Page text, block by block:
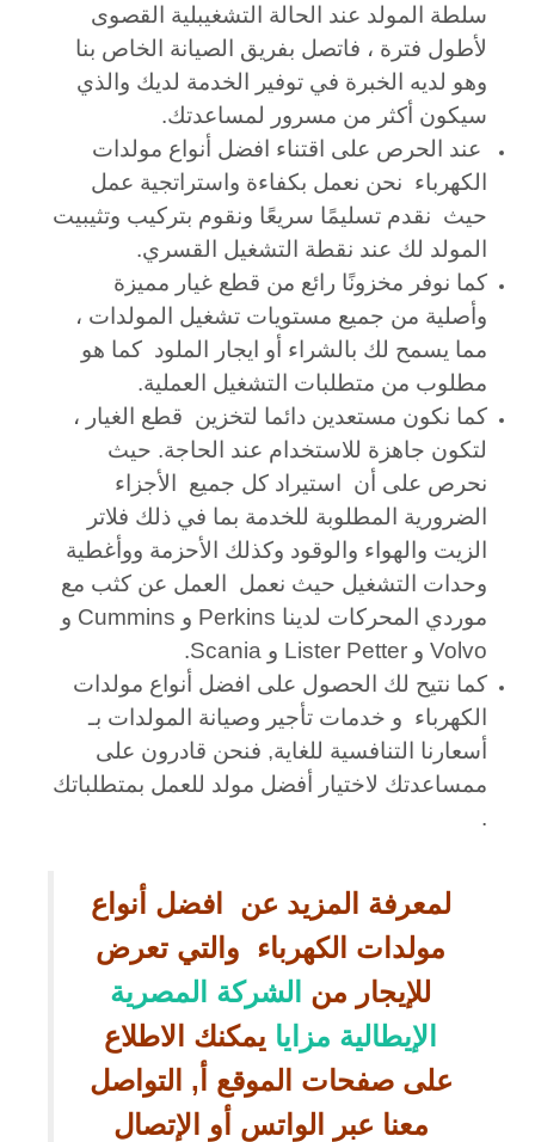
سلطة المولد عند الحالة التشغيبلية القصوى
لأطول فترة ، فاتصل بفريق الصيانة الخاص بنا
وهو لديه الخبرة في توفير الخدمة لديك والذي
سيكون أكثر من مسرور لمساعدتك.
عند الحرص على اقتناء افضل أنواع مولدات
الكهرباء نحن نعمل بكفاءة واستراتجية عمل
حيث نقدم تسليمًا سريعًا ونقوم بتركيب وتثيبيت
المولد لك عند نقطة التشغيل القسري.
كما نوفر مخزونًا رائع من قطع غيار مميزة
وأصلية من جميع مستويات تشغيل المولدات ،
مما يسمح لك بالشراء أو ايجار الملود كما هو
مطلوب من متطلبات التشغيل العملية.
كما نكون مستعدين دائما لتخزين قطع الغيار ،
لتكون جاهزة للاستخدام عند الحاجة. حيث
نحرص على أن استيراد كل جميع الأجزاء
الضرورية المطلوبة للخدمة بما في ذلك فلاتر
الزيت والهواء والوقود وكذلك الأحزمة ووأغطية
وحدات التشغيل حيث نعمل العمل عن كثب مع
موردي المحركات لدينا Perkins و Cummins و
Volvo و Lister Petter و Scania.
كما نتيح لك الحصول على افضل أنواع مولدات
الكهرباء و خدمات تأجير وصيانة المولدات بـ
أسعارنا التنافسية للغاية, فنحن قادرون على
ممساعدتك لاختيار أفضل مولد للعمل بمتطلباتك
.
لمعرفة المزيد عن افضل أنواع
مولدات الكهرباء والتي تعرض
للإيجار من الشركة المصرية
الإيطالية مزايا يمكنك الاطلاع
على صفحات الموقع أ, التواصل
معنا عبر الواتس أو الإتصال